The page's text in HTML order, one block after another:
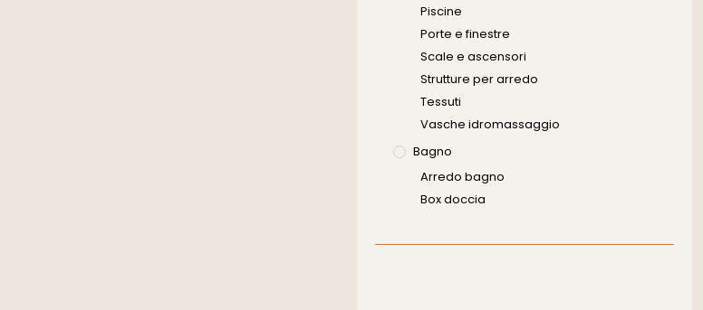
Piscine
Porte e finestre
Scale e ascensori
Strutture per arredo
Tessuti
Vasche idromassaggio
Bagno
Arredo bagno
Box doccia
Placche di comando per wc